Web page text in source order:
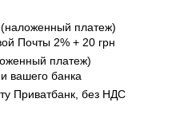
платеж)
Почты 2% + 20 грн
платеж)
вашего банка
Приватбанк, без НДС